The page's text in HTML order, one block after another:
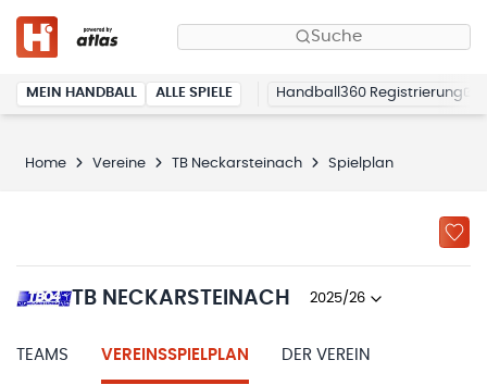
Suche
MEIN HANDBALL ALLE SPIELE Handball360 Registrierung
Home Vereine TB Neckarsteinach Spielplan
TB NECKARSTEINACH 2025/26
TEAMS VEREINSSPIELPLAN DER VEREIN